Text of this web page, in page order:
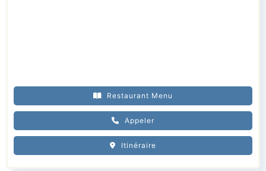
Restaurant Menu
Appeler
Itinéraire